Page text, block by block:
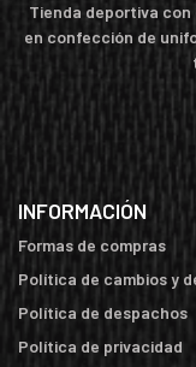
Tienda deportiva
en confección de
INFORMACIÓN
Formas de compras
Política de cambios y
Política de despachos
Política de privacidad